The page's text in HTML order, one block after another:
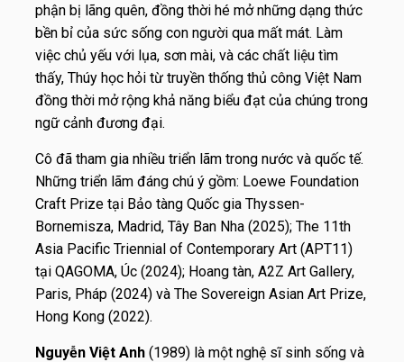
phận bị lãng quên, đồng thời hé mở những dạng thức
bền bỉ của sức sống con người qua mất mát. Làm
việc chủ yếu với lụa, sơn mài, và các chất liệu tìm
thấy, Thúy học hỏi từ truyền thống thủ công Việt Nam
đồng thời mở rộng khả năng biểu đạt của chúng trong
ngữ cảnh đương đại.
Cô đã tham gia nhiều triển lãm trong nước và quốc tế.
Những triển lãm đáng chú ý gồm: Loewe Foundation
Craft Prize tại Bảo tàng Quốc gia Thyssen-
Bornemisza, Madrid, Tây Ban Nha (2025); The 11th
Asia Pacific Triennial of Contemporary Art (APT11)
tại QAGOMA, Úc (2024); Hoang tàn, A2Z Art Gallery,
Paris, Pháp (2024) và The Sovereign Asian Art Prize,
Hong Kong (2022).
Nguyễn Việt Anh (1989) là một nghệ sĩ sinh sống và